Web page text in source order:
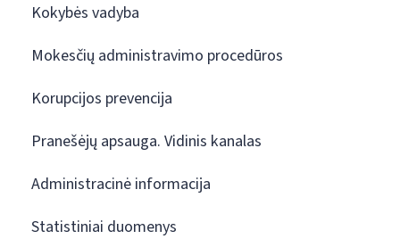
Kokybės vadyba
Mokesčių administravimo procedūros
Korupcijos prevencija
Pranešėjų apsauga. Vidinis kanalas
Administracinė informacija
Statistiniai duomenys